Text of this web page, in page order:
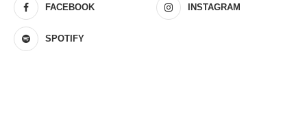
FACEBOOK INSTAGRAM
SPOTIFY